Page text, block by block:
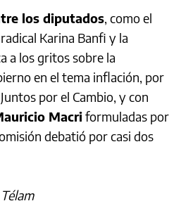
los diputados, como el
Karina Banfi y la
a los gritos sobre la
en el tema inflación, por
por el Cambio, y con
Macriformuladas por
debatió por casi dos